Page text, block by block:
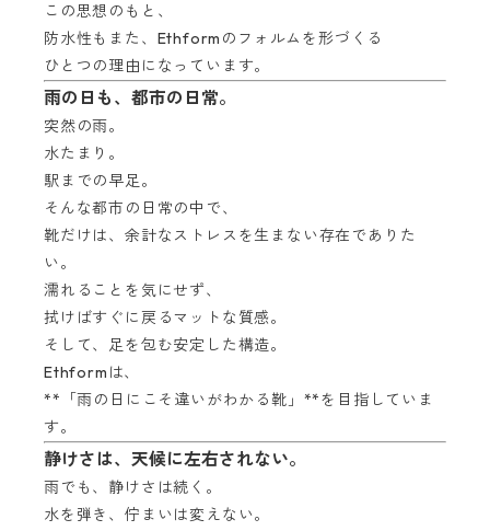
この思想のもと、
防水性もまた、Ethformのフォルムを形づくる
ひとつの理由になっています。
雨の日も、都市の日常。
突然の雨。
水たまり。
駅までの早足。
そんな都市の日常の中で、
靴だけは、余計なストレスを生まない存在でありた
い。
濡れることを気にせず、
拭けばすぐに戻るマットな質感。
そして、足を包む安定した構造。
Ethformは、
**「雨の日にこそ違いがわかる靴」**を目指していま
す。
静けさは、天候に左右されない。
雨でも、静けさは続く。
水を弾き、佇まいは変えない。